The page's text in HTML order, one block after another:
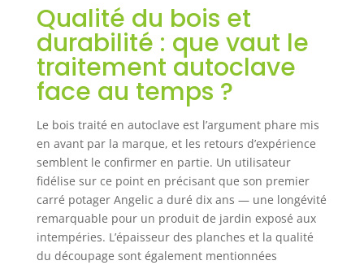
Qualité du bois et
durabilité : que vaut le
traitement autoclave
face au temps ?
Le bois traité en autoclave est l’argument phare mis
en avant par la marque, et les retours d’expérience
semblent le confirmer en partie. Un utilisateur
fidélise sur ce point en précisant que son premier
carré potager Angelic a duré dix ans — une longévité
remarquable pour un produit de jardin exposé aux
intempéries. L’épaisseur des planches et la qualité
du découpage sont également mentionnées